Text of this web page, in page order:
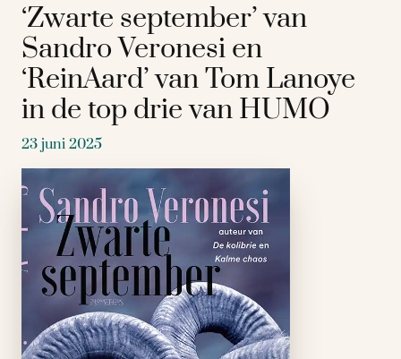
‘Zwarte september’ van
Sandro Veronesi en
‘ReinAard’ van Tom Lanoye
in de top drie van HUMO
23 juni 2025